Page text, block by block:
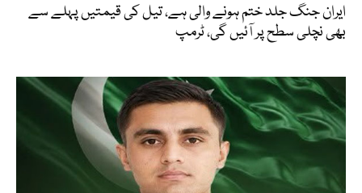
ایران جنگ جلد ختم ہونے والی ہے، تیل کی قیمتیں پہلے سے
بھی نچلی سطح پر آئیں گی، ٹرمپ